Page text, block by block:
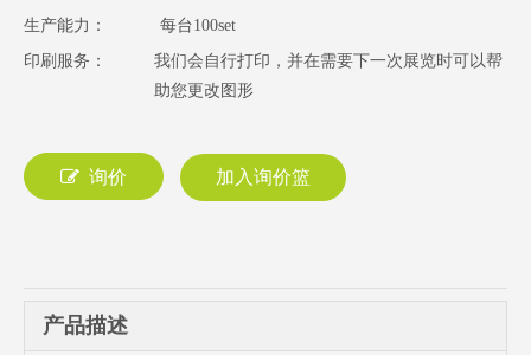
生产能力：
每台100set
印刷服务：
我们会自行打印，并在需要下一次展览时可以帮
助您更改图形
询价 加入询价篮
产品描述